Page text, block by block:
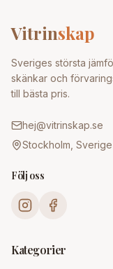
Vitrinskap
Sveriges största
skänkar och
till bästa pris.
hej@vitrinskap.se
Stockholm, Sverige
Följ oss
Kategorier